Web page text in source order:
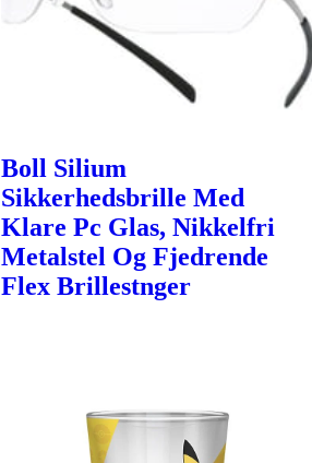
Boll Silium
Sikkerhedsbrille Med
Klare Pc Glas, Nikkelfri
Metalstel Og Fjedrende
Flex Brillestnger